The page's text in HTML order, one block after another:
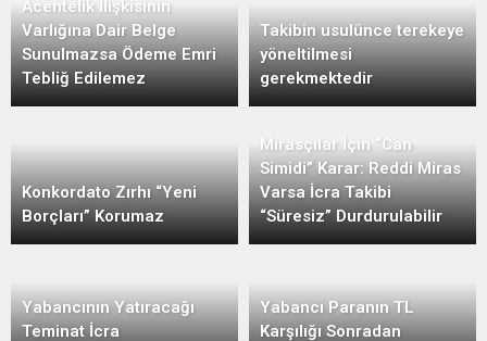
Acentelik İlişkisinin
Varlığına Dair Belge
Sunulmazsa Ödeme Emri
Tebliğ Edilemez
Takibin usulünce terekeye
yöneltilmesi
gerekmektedir
Konkordato Zırhı “Yeni
Borçları” Korumaz
Mirasçılar İçin “Can
Simidi” Karar: Reddi Miras
Varsa İcra Takibi
“Süresiz” Durdurulabilir
Yabancının Yatıracağı
Teminat İcra
Yabancı Paranın TL
Karşılığı Sonradan